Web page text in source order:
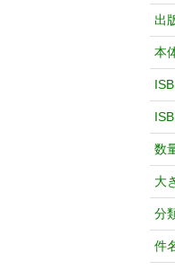
出
本
数
大
分
件